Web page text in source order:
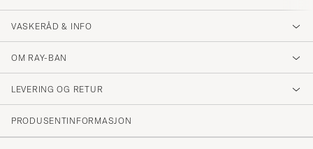
VASKERÅD & INFO
OM RAY-BAN
LEVERING OG RETUR
PRODUSENTINFORMASJON